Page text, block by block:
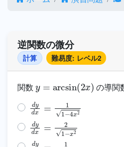
逆関数の微分
計算 難易度: レベル2
関数 の導関
dy −
dy 21−x2
dy 11−x